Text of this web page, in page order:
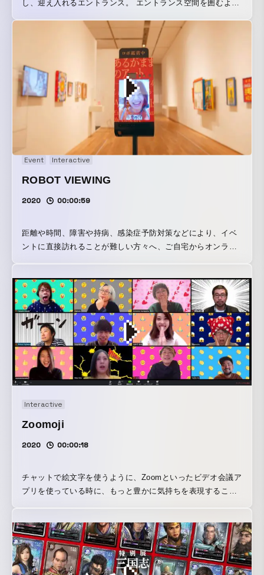
し、迎え入れるエントランス。 エントランス空間を囲むよう
と連携し、ゲストのイニシャルや職業などから生成されたパ
ーソナルなグラフィック(OPEN HUB Personal Logo)が没入
感のある演出で投影され OPEN HUBメンバーの一員として
迎え入れます。 生成された「OPEN HUB Personal Logo」
は、「OPEN HUB」でのオンライン/オフラインのアクティ
ビティによって変化する、リアルとバーチャルを横断するコ
ミュニケーションのシンボルとなります。 【OPEN HUB
Visualizer】 Smart Worldをデータビジュアライゼーション
で体験できる巨大なディスプレイ。 共創する企業間で保有す
るデータを「 Smart Data Platform」を活用して収集・蓄
積・分析し、約 3m×10mの巨大なLEDディスプレイでビジュ
アライズします。データに基づいたダイナミックなインスタ
Event Interactive
ROBOT VIEWING
2020 00:00:59
距離や時間、障害や持病、感染症予防対策などにより、イベ
ントに直接訪れることが難しい方々へ、ご自宅からオンライ
「ROBOT VIEWING」は、ご家族やお知り合いと一緒に多人
数 (※現状最大5人)でログインし、ビデオチャットをしながら
会場にいるロボットを操作することでイベントを楽しむこと
ができたり、ロボットのスピーカーを通じて現地の人とのコ
ミュニケーションをとることができます。また、オンライン
予約スケジューリング機能を搭載しており、イベントのタイ
ムスケジュール、導入台数に合わせて柔軟にロボットの稼働
をスケジューリングすることが可能です。 今後は、課金シス
予定しており、美術展示だけでなく、商品発表会や各種屋内
展示イベントなどでご活用いただけるサービスとして展開し
で、お問い合わせください。
Interactive
Zoomoji
2020 00:00:18
チャットで絵文字を使うように、Zoomといったビデオ会議ア
プリを使っている時に、もっと豊かに気持ちを表現すること
シリーズと、漫画表現シリーズの2つをご用意しました（無料
ですのでご自由にお使いください！）。 あとはZoomの設定
を開き、「バーチャル背景」で使いたいZoomoji画像をアッ
プロードし、ビデオ会議をしながら好きなタイミングでスイ